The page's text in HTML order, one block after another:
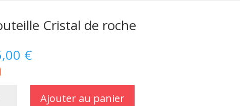
Cristal de roche
€
Ajouter au panier